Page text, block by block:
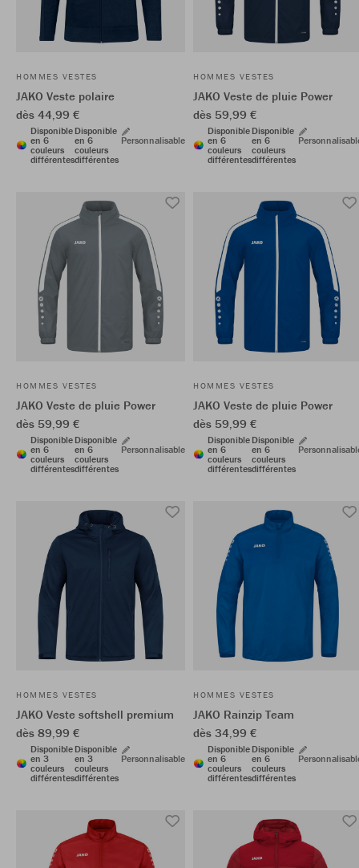
HOMMES VESTES
JAKO Veste polaire
dès 44,99 €
Disponible
en 6
couleurs
différentes
Disponible
en 6
couleurs
différentes
Personnalisable
HOMMES VESTES
JAKO Veste de pluie Power
dès 59,99 €
Disponible
en 6
couleurs
différentes
Disponible
en 6
couleurs
différentes
HOMMES VESTES
JAKO Veste de pluie Power
dès 59,99 €
Disponible
en 6
couleurs
différentes
Disponible
en 6
couleurs
différentes
Personnalisable
HOMMES VESTES
JAKO Veste de pluie Power
dès 59,99 €
Disponible
en 6
couleurs
différentes
Disponible
en 6
couleurs
différentes
HOMMES VESTES
JAKO Veste softshell premium
dès 89,99 €
Disponible
en 3
couleurs
différentes
Disponible
en 3
couleurs
différentes
Personnalisable
HOMMES VESTES
JAKO Rainzip Team
dès 34,99 €
Disponible
en 6
couleurs
différentes
Disponible
en 6
couleurs
différentes